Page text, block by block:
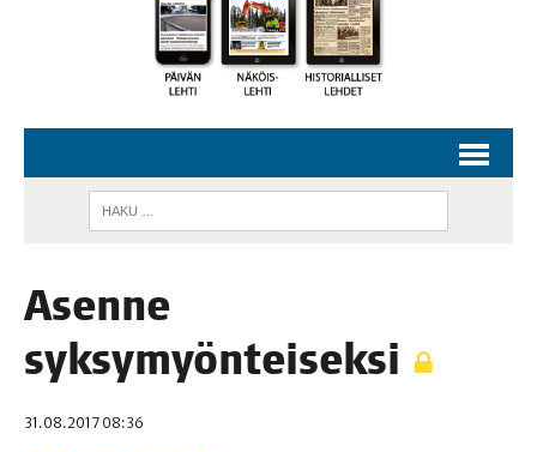
Asen­ne
syksymyönteiseksi
31.08.2017 08:36